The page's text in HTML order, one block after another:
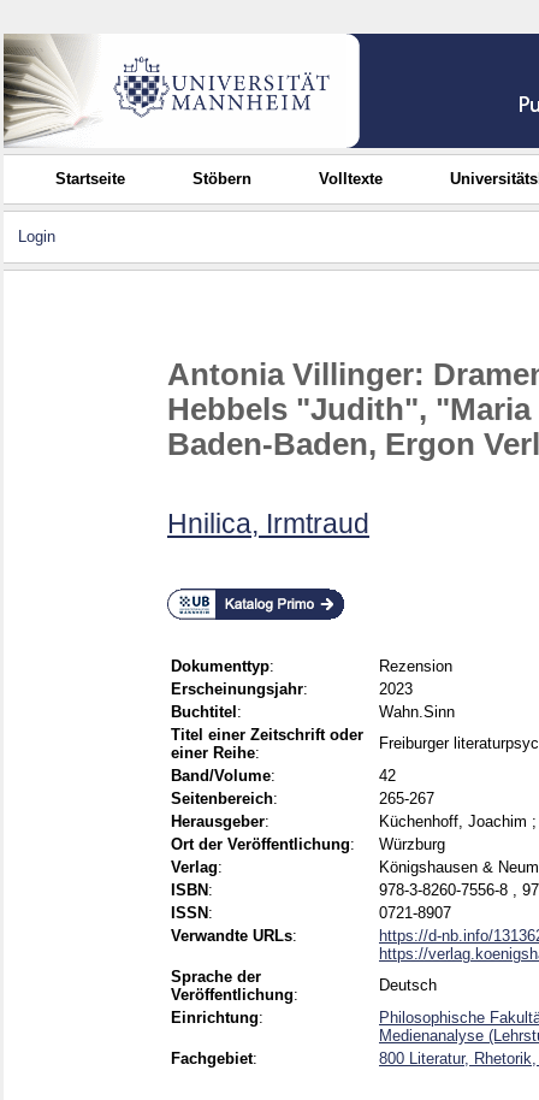
Startseite Stöbern Volltexte
Login
Antonia Villinger:
Hebbels "Judith",
Baden-Baden, Ergon
Hnilica, Irmtraud
Dokumenttyp:
Rezension
Erscheinungsjahr:
2023
Buchtitel :
Wahn.Sinn
Titel einer Zeitschrift oder
einer Reihe:
Freiburger
Band/Volume:
42
Seitenbereich:
265-267
Herausgeber: Küchenhoff, Joachim ;
Ort der Veröffentlichung:
Würzburg
Verlag:
Königshausen &
ISBN :
978-3-8260-7556-8 ,
ISSN :
0721-8907
Verwandte URLs:
https://d-nb.info/
https://
Sprache der
Veröffentlichung:
Deutsch
Einrichtung:
Philosophische
Medienanalyse
Fachgebiet: 800 Literatur,